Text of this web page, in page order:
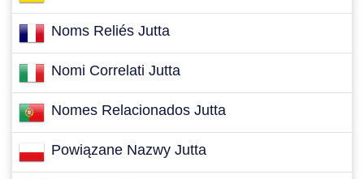
Noms Reliés Jutta
Nomi Correlati Jutta
Nomes Relacionados Jutta
Powiązane Nazwy Jutta